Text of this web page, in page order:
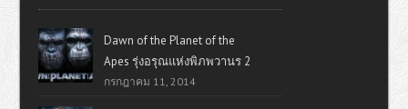
Dawn of the Planet of the
Apes รุ่งอรุณแห่งพิภพวานร 2
กรกฎาคม 11, 2014